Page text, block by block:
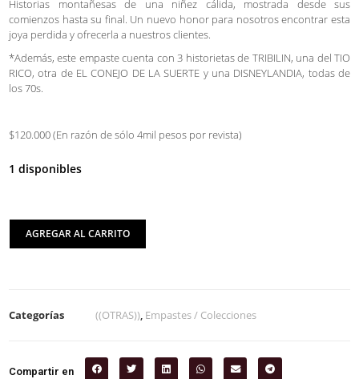
Historias montañesas de una niñez cálida, mostrada desde sus
comienzos hasta su final. Un nuevo honor para nosotros encontrar esta
joya perdida y ofrecerla a nuestros clientes.
*Además, este empaste cuenta con 3 historietas de TRIBILIN, una del TIO
RICO, otra de EL CONEJO DE LA SUERTE y una DISNEYLANDIA, todas de
los 70s.
$120.000 (En razón de sólo 4mil pesos por revista)
1 disponibles
AGREGAR AL CARRITO
Categorías ((OTRAS)), Empastes / Colecciones
Compartir en